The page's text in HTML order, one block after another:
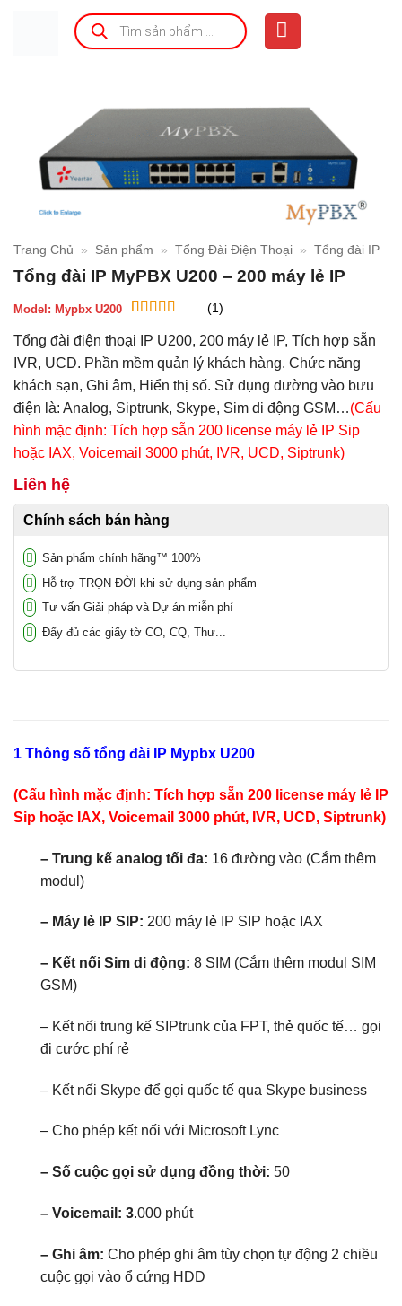
Tìm
kiếm
sản
phẩm
Trang Chủ » Sản phẩm » Tổng Đài Điện Thoại » Tổng đài IP
Tổng đài IP MyPBX U200 – 200 máy lẻ IP
Model: Mypbx U200
trên đánh
giá
(1)
Tổng đài điện thoại IP U200, 200 máy lẻ IP, Tích hợp sẵn
IVR, UCD. Phần mềm quản lý khách hàng. Chức năng
khách sạn, Ghi âm, Hiển thị số. Sử dụng đường vào bưu
điện là: Analog, Siptrunk, Skype, Sim di động GSM…(Cấu
hình mặc định: Tích hợp sẵn 200 license máy lẻ IP Sip
hoặc IAX, Voicemail 3000 phút, IVR, UCD, Siptrunk)
Liên hệ
Chính sách bán hàng
Sản phẩm chính hãng™ 100%
Hỗ trợ TRỌN ĐỜI khi sử dụng sản phẩm
Tư vấn Giải pháp và Dự án miễn phí
Đẩy đủ các giấy tờ CO, CQ, Thư...
1 Thông số tổng đài IP Mypbx U200
(Cấu hình mặc định: Tích hợp sẵn 200 license máy lẻ IP
Sip hoặc IAX, Voicemail 3000 phút, IVR, UCD, Siptrunk)
– Trung kế analog tối đa: 16 đường vào (Cắm thêm
modul)
– Máy lẻ IP SIP: 200 máy lẻ IP SIP hoặc IAX
– Kết nối Sim di động: 8 SIM (Cắm thêm modul SIM
GSM)
– Kết nối trung kế SIPtrunk của FPT, thẻ quốc tế… gọi
đi cước phí rẻ
– Kết nối Skype để gọi quốc tế qua Skype business
– Cho phép kết nối với Microsoft Lync
– Số cuộc gọi sử dụng đồng thời: 50
– Voicemail: 3.000 phút
– Ghi âm: Cho phép ghi âm tùy chọn tự động 2 chiều
cuộc gọi vào ổ cứng HDD